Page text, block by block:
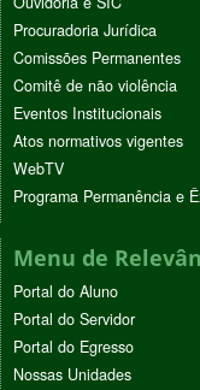
Procuradoria Jurídica
Comissões Permanentes
Comitê de não violência
Eventos Institucionais
Atos normativos vigentes
WebTV
Programa Permanência e
Menu de
Portal do Aluno
Portal do Servidor
Portal do Egresso
Nossas Unidades